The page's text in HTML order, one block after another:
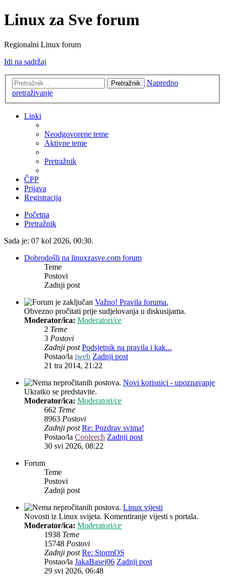
Linux za Sve forum
Regionalni Linux forum
Idi na sadržaj
Pretražnik
Napredno
pretraživanje
Linki
Neodgovorene teme
Aktivne teme
Pretražnik
ČPP
Prijava
Registracija
Početna
Pretražnik
Sada je: 07 kol 2026, 00:30.
Dobrodošli na linuxzasve.com forum
Teme
Postovi
Zadnji post
Važno! Pravila foruma.
Obvezno pročitati prije sudjelovanja u diskusijama.
Moderator/ica: Moderatori/ce
2 Teme
3 Postovi
Zadnji post Podsjetnik na pravila i kak...
Postao/la iweb Zadnji post
21 tra 2014, 21:22
Novi korisnici - upoznavanje
Ukratko se predstavite.
Moderator/ica: Moderatori/ce
662 Teme
8963 Postovi
Zadnji post Re: Pozdrav svima!
Postao/la Cooleech Zadnji post
30 svi 2026, 08:22
Forum
Teme
Postovi
Zadnji post
Linux vijesti
Novosti iz Linux svijeta. Komentiranje vijesti s portala.
Moderator/ica: Moderatori/ce
1938 Teme
15748 Postovi
Zadnji post Re: StormOS
Postao/la JakaBasej06 Zadnji post
29 svi 2026, 06:48